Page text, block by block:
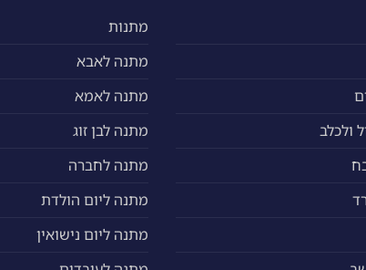
ולכלב
מתנות
מתנה לאבא
מתנה לאמא
מתנה לבן זוג
מתנה לחברה
מתנה ליום הולדת
מתנה ליום נישואין